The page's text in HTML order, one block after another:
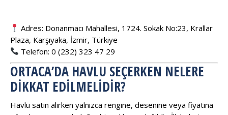
Adres: Donanmacı Mahallesi, 1724. Sokak No:23, Krallar
Plaza, Karşıyaka, İzmir, Türkiye
Telefon: 0 (232) 323 47 29
ORTACA’DA HAVLU SEÇERKEN NELERE
DIKKAT EDILMELIDIR?
Havlu satın alırken yalnızca rengine, desenine veya fiyatına